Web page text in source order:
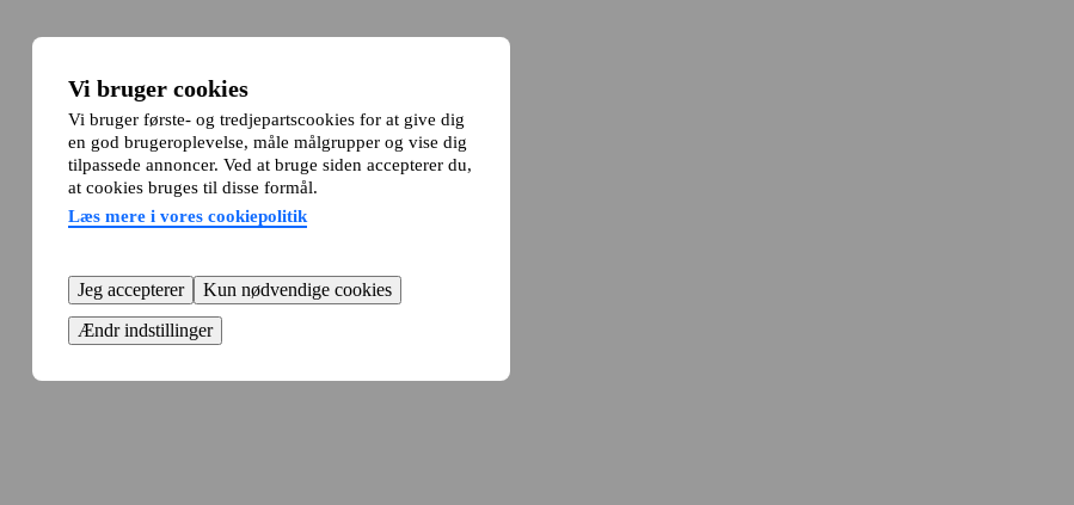
Vi bruger cookies
Vi bruger første- og tredjepartscookies for at give dig
en god brugeroplevelse, måle målgrupper og vise dig
tilpassede annoncer. Ved at bruge siden accepterer du,
at cookies bruges til disse formål.
Læs mere i vores cookiepolitik
Jeg accepterer
Kun nødvendige cookies
Ændr indstillinger